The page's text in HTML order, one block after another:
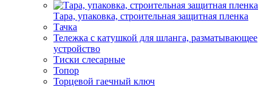
Тара, упаковка, строительная защитная пленка
Тачка
Тележка с катушкой для шланга, разматывающее
устройство
Тиски слесарные
Топор
Торцевой гаечный ключ